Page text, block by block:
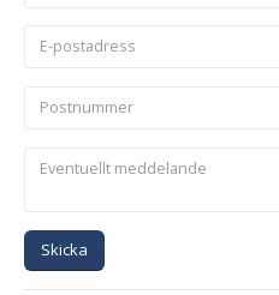
Skicka